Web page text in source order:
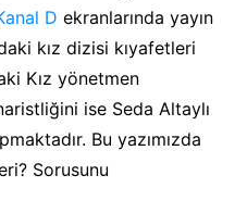
D ekranlarında yayın
kız dizisi kıyafetleri
Kız yönetmen
ise Seda Altaylı
Bu yazımızda
Sorusunu